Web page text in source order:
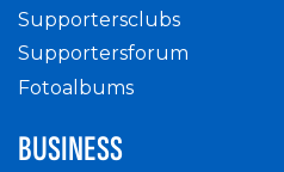
Supportersclubs
Supportersforum
Fotoalbums
BUSINESS